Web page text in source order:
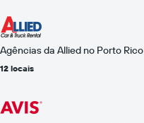
Agências da Allied no Porto Rico
12 locais